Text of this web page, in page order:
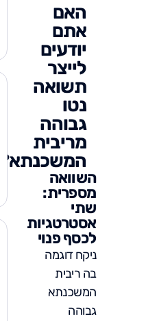
האם
אתם
יודעים
לייצר
תשואה
נטו
גבוהה
מריבית
המשכנתא?
השוואה
מספרית:
שתי
אסטרטגיות
לכסף פנוי
ניקח דוגמה
בה ריבית
המשכנתא
גבוהה